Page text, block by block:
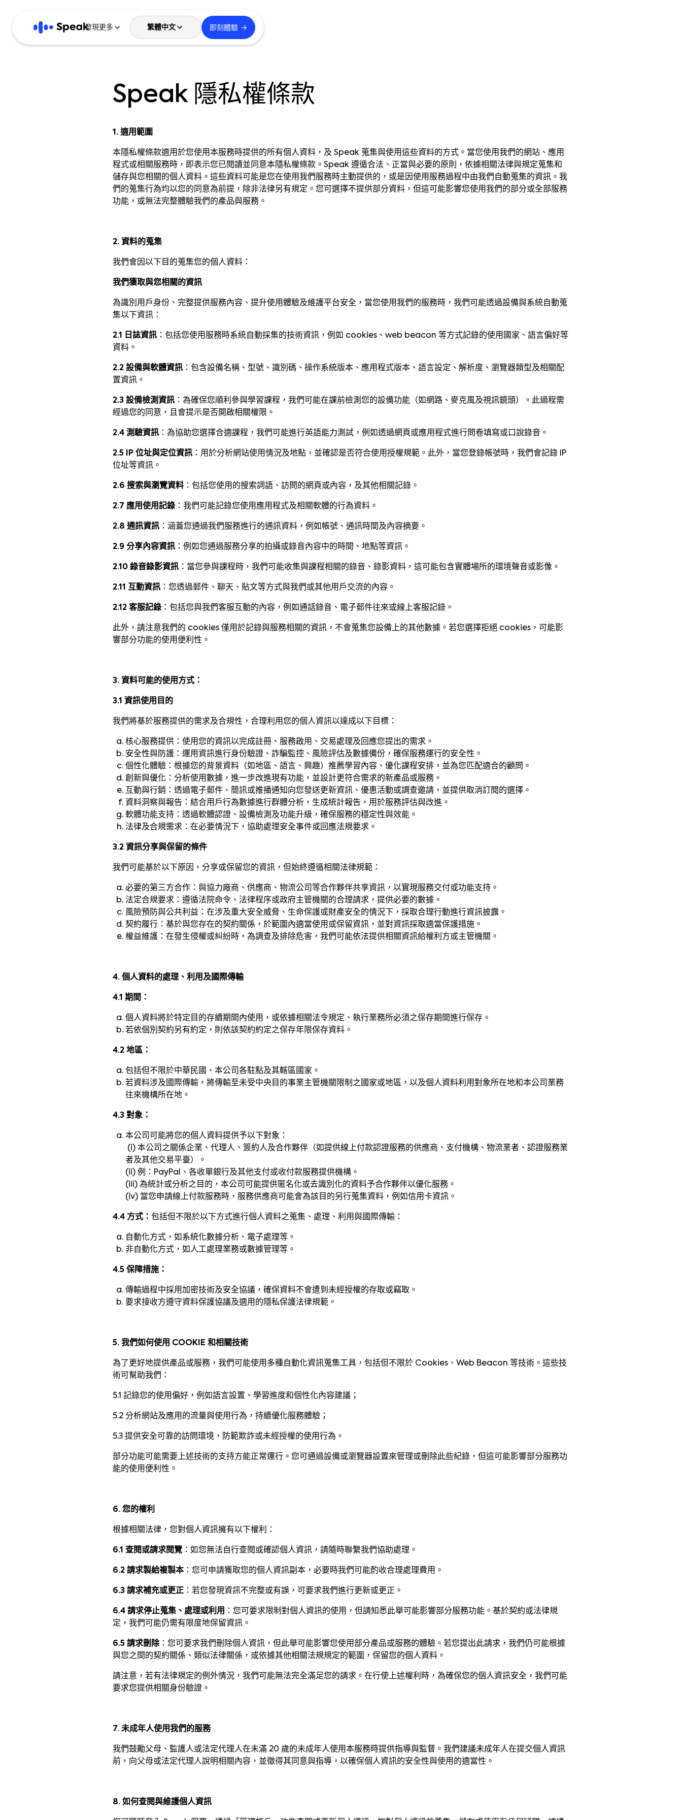
發現更多 繁體中文
한국어
日本語
Español
繁體中文
繁體中文 (港)
Português
Français
即刻體驗 →
Speak 隱私權條款
1. 適用範圍
本隱私權條款適用於您使用本服務時提供的所有個人資料，及 Speak 蒐集與使用這些資料的方式。當您使用我們的網站、應用
程式或相關服務時，即表示您已閱讀並同意本隱私權條款。Speak 遵循合法、正當與必要的原則，依據相關法律與規定蒐集和
儲存與您相關的個人資料。這些資料可能是您在使用我們服務時主動提供的，或是因使用服務過程中由我們自動蒐集的資訊。我
們的蒐集行為均以您的同意為前提，除非法律另有規定。您可選擇不提供部分資料，但這可能影響您使用我們的部分或全部服務
功能，或無法完整體驗我們的產品與服務。
2. 資料的蒐集
我們會因以下目的蒐集您的個人資料：
我們獲取與您相關的資訊
為識別用戶身份、完整提供服務內容、提升使用體驗及維護平台安全，當您使用我們的服務時，我們可能透過設備與系統自動蒐
集以下資訊：
2.1 日誌資訊 ：包括您使用服務時系統自動採集的技術資訊，例如 cookies、web beacon 等方式記錄的使用國家、語言偏好等
資料。
2.2 設備與軟體資訊 ：包含設備名稱、型號、識別碼、操作系統版本、應用程式版本、語言設定、解析度、瀏覽器類型及相關配
置資訊。
2.3 設備檢測資訊 ：為確保您順利參與學習課程，我們可能在課前檢測您的設備功能（如網路、麥克風及視訊鏡頭）。此過程需
經過您的同意，且會提示是否開啟相關權限。
2.4 測驗資訊 ：為協助您選擇合適課程，我們可能進行英語能力測試，例如透過網頁或應用程式進行問卷填寫或口說錄音。
2.5 IP 位址與定位資訊 ：用於分析網站使用情況及地點，並確認是否符合使用授權規範。此外，當您登錄帳號時，我們會記錄 IP
位址等資訊。
2.6 搜索與瀏覽資料 ：包括您使用的搜索詞語、訪問的網頁或內容，及其他相關記錄。
2.7 應用使用記錄 ：我們可能記錄您使用應用程式及相關軟體的行為資料。
2.8 通訊資訊 ：涵蓋您通過我們服務進行的通訊資料，例如帳號、通訊時間及內容摘要。
2.9 分享內容資訊 ：例如您通過服務分享的拍攝或錄音內容中的時間、地點等資訊。
2.10 錄音錄影資訊 ：當您參與課程時，我們可能收集與課程相關的錄音、錄影資料，這可能包含實體場所的環境聲音或影像。
2.11 互動資訊 ：您透過郵件、聊天、貼文等方式與我們或其他用戶交流的內容。
2.12 客服記錄 ：包括您與我們客服互動的內容，例如通話錄音、電子郵件往來或線上客服記錄。
此外，請注意我們的 cookies 僅用於記錄與服務相關的資訊，不會蒐集您設備上的其他數據。若您選擇拒絕 cookies，可能影
響部分功能的使用便利性。
3. 資料可能的使用方式：
3.1 資訊使用目的
我們將基於服務提供的需求及合規性，合理利用您的個人資訊以達成以下目標：
核心服務提供：使用您的資訊以完成註冊、服務啟用、交易處理及回應您提出的需求。
安全性與防護：運用資訊進行身份驗證、詐騙監控、風險評估及數據備份，確保服務運行的安全性。
個性化體驗：根據您的背景資料（如地區、語言、興趣）推薦學習內容、優化課程安排，並為您匹配適合的顧問。
創新與優化：分析使用數據，進一步改進現有功能，並設計更符合需求的新產品或服務。
互動與行銷：透過電子郵件、簡訊或推播通知向您發送更新資訊、優惠活動或調查邀請，並提供取消訂閱的選擇。
資料洞察與報告：結合用戶行為數據進行群體分析，生成統計報告，用於服務評估與改進。
軟體功能支持：透過軟體認證、設備檢測及功能升級，確保服務的穩定性與效能。
法律及合規需求：在必要情況下，協助處理安全事件或回應法規要求。
3.2 資訊分享與保留的條件
我們可能基於以下原因，分享或保留您的資訊，但始終遵循相關法律規範：
必要的第三方合作：與協力廠商、供應商、物流公司等合作夥伴共享資訊，以實現服務交付或功能支持。
法定合規要求：遵循法院命令、法律程序或政府主管機關的合理請求，提供必要的數據。
風險預防與公共利益：在涉及重大安全威脅、生命保護或財產安全的情況下，採取合理行動進行資訊披露。
契約履行：基於與您存在的契約關係，於範圍內適當使用或保留資訊，並對資訊採取適當保護措施。
權益維護：在發生侵權或糾紛時，為調查及排除危害，我們可能依法提供相關資訊給權利方或主管機關。
4. 個人資料的處理、利用及國際傳輸
4.1 期間：
個人資料將於特定目的存續期間內使用，或依據相關法令規定、執行業務所必須之保存期間進行保存。
若依個別契約另有約定，則依該契約約定之保存年限保存資料。
4.2 地區：
包括但不限於中華民國、本公司各駐點及其轄區國家。
若資料涉及國際傳輸，將傳輸至未受中央目的事業主管機關限制之國家或地區，以及個人資料利用對象所在地和本公司業務
往來機構所在地。
4.3 對象：
本公司可能將您的個人資料提供予以下對象：
(i) 本公司之關係企業、代理人、簽約人及合作夥伴（如提供線上付款認證服務的供應商、支付機構、物流業者、認證服務業
者及其他交易平臺）。
(ii) 例：PayPal、各收單銀行及其他支付或收付款服務提供機構。
(iii) 為統計或分析之目的，本公司可能提供匿名化或去識別化的資料予合作夥伴以優化服務。
(iv) 當您申請線上付款服務時，服務供應商可能會為該目的另行蒐集資料，例如信用卡資訊。
4.4 方式： 包括但不限於以下方式進行個人資料之蒐集、處理、利用與國際傳輸：
自動化方式，如系統化數據分析、電子處理等。
非自動化方式，如人工處理業務或數據管理等。
4.5 保障措施：
傳輸過程中採用加密技術及安全協議，確保資料不會遭到未經授權的存取或竊取。
要求接收方遵守資料保護協議及適用的隱私保護法律規範。
5. 我們如何使用 COOKIE 和相關技術
為了更好地提供產品或服務，我們可能使用多種自動化資訊蒐集工具，包括但不限於 Cookies、Web Beacon 等技術。這些技
術可幫助我們：
5.1 記錄您的使用偏好，例如語言設置、學習進度和個性化內容建議；
5.2 分析網站及應用的流量與使用行為，持續優化服務體驗；
5.3 提供安全可靠的訪問環境，防範欺詐或未經授權的使用行為。
部分功能可能需要上述技術的支持方能正常運行。您可通過設備或瀏覽器設置來管理或刪除此些紀錄，但這可能影響部分服務功
能的使用便利性。
6. 您的權利
根據相關法律，您對個人資訊擁有以下權利：
6.1 查閱或請求閱覽 ：如您無法自行查閱或確認個人資訊，請隨時聯繫我們協助處理。
6.2 請求製給複製本：您可申請獲取您的個人資訊副本，必要時我們可能酌收合理處理費用。
6.3 請求補充或更正 ：若您發現資訊不完整或有誤，可要求我們進行更新或更正。
6.4 請求停止蒐集、處理或利用 ：您可要求限制對個人資訊的使用，但請知悉此舉可能影響部分服務功能。基於契約或法律規
定，我們可能仍需有限度地保留資訊。
6.5 請求刪除：您可要求我們刪除個人資訊，但此舉可能影響您使用部分產品或服務的體驗。若您提出此請求，我們仍可能根據
與您之間的契約關係、類似法律關係，或依據其他相關法規規定的範圍，保留您的個人資料。
請注意，若有法律規定的例外情況，我們可能無法完全滿足您的請求。在行使上述權利時，為確保您的個人資訊安全，我們可能
要求您提供相關身份驗證。
7. 未成年人使用我們的服務
我們鼓勵父母、監護人或法定代理人在未滿 20 歲的未成年人使用本服務時提供指導與監督。我們建議未成年人在提交個人資訊
前，向父母或法定代理人說明相關內容，並徵得其同意與指導，以確保個人資訊的安全性與使用的適當性。
8. 如何查閱與維護個人資訊